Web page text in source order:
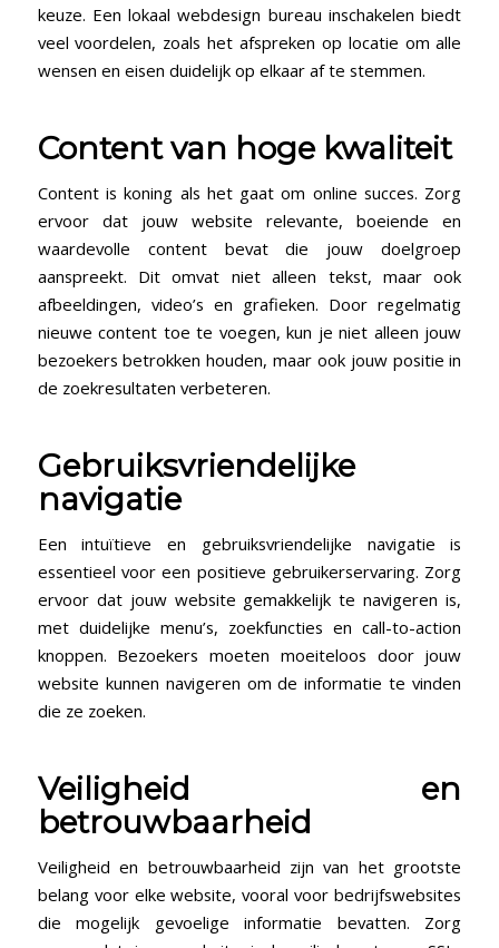
keuze. Een lokaal webdesign bureau inschakelen biedt
veel voordelen, zoals het afspreken op locatie om alle
wensen en eisen duidelijk op elkaar af te stemmen.
Content van hoge kwaliteit
Content is koning als het gaat om online succes. Zorg
ervoor dat jouw website relevante, boeiende en
waardevolle content bevat die jouw doelgroep
aanspreekt. Dit omvat niet alleen tekst, maar ook
afbeeldingen, video’s en grafieken. Door regelmatig
nieuwe content toe te voegen, kun je niet alleen jouw
bezoekers betrokken houden, maar ook jouw positie in
de zoekresultaten verbeteren.
Gebruiksvriendelijke
navigatie
Een intuïtieve en gebruiksvriendelijke navigatie is
essentieel voor een positieve gebruikerservaring. Zorg
ervoor dat jouw website gemakkelijk te navigeren is,
met duidelijke menu’s, zoekfuncties en call-to-action
knoppen. Bezoekers moeten moeiteloos door jouw
website kunnen navigeren om de informatie te vinden
die ze zoeken.
Veiligheid en
betrouwbaarheid
Veiligheid en betrouwbaarheid zijn van het grootste
belang voor elke website, vooral voor bedrijfswebsites
die mogelijk gevoelige informatie bevatten. Zorg